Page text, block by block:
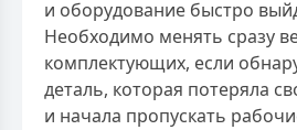
и оборудование быстро
Необходимо менять сразу
комплектующих, если
деталь, которая потеряла
и начала пропускать